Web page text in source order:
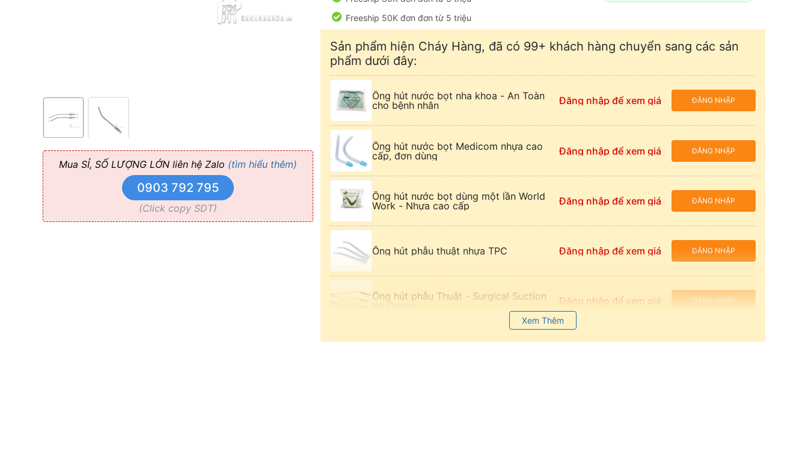
TIPS
ATRIA
Mua SỈ, SỐ LƯỢNG LỚN liên hệ Zalo (tìm hiểu thêm)
0903 792 795
(Click copy SDT)
Freeship 50K đơn đơn từ 5 triệu
Sản phẩm hiện Cháy Hàng, đã có 99+ khách hàng chuyển sang các sản
phẩm dưới đây:
Ống hút nước bọt nha khoa - An Toàn
cho bệnh nhân
Đăng nhập để xem giá ĐĂNG NHẬP
Ống hút nước bọt Medicom nhựa cao
cấp, đơn dùng
Đăng nhập để xem giá ĐĂNG NHẬP
Ống hút nước bọt dùng một lần World
Work - Nhựa cao cấp
Đăng nhập để xem giá ĐĂNG NHẬP
Ống hút phẫu thuật nhựa TPC Đăng nhập để xem giá ĐĂNG NHẬP
Ống hút phẫu Thuật - Surgical Suction
tip Osung
Đăng nhập để xem giá ĐĂNG NHẬP
Xem Thêm